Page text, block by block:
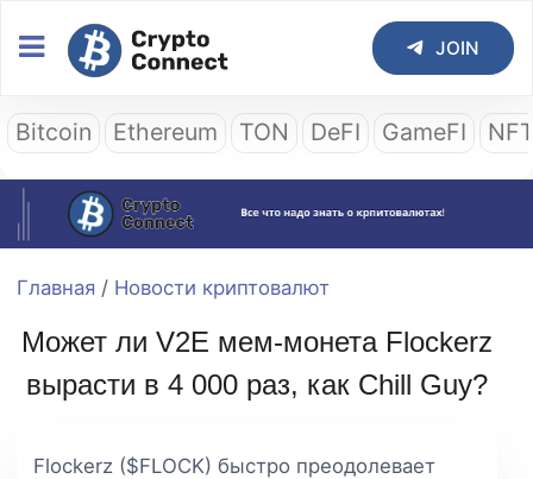
JOIN
Bitcoin Ethereum TON DeFI GameFI
Главная / Новости криптовалют
Может ли V2E мем-монета Flockerz
вырасти в 4 000 раз, как Chill Guy?
Flockerz ($FLOCK) быстро преодолевает